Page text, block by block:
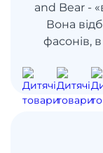
and Bear -
Вона
фасонів, в